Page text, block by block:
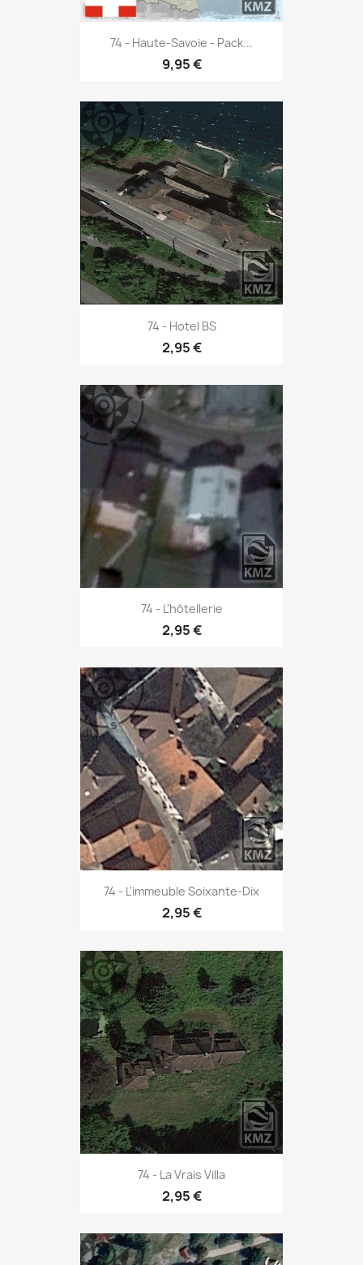
74 - Haute-Savoie - Pack...
9,95 €
74 - Hotel BS
2,95 €
74 - L'hôtellerie
2,95 €
74 - L'immeuble Soixante-Dix
2,95 €
74 - La Vrais Villa
2,95 €